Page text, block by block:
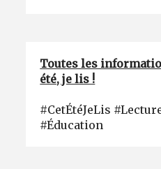
Toutes les
été, je lis !
#CetÉtéJeLis
#Éducation